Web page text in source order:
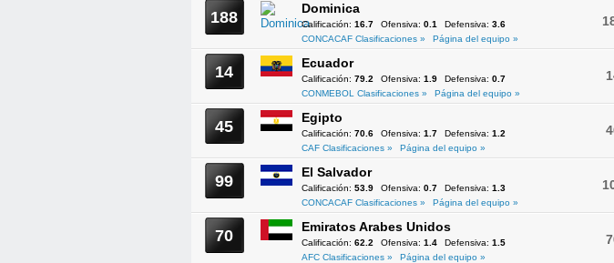
188 Dominica
Calificación: 16.7 Ofensiva: 0.1 Defensiva: 3.6
CONCACAF Clasificaciones »
Página del equipo »
14 Ecuador
Calificación: 79.2 Ofensiva: 1.9 Defensiva: 0.7
CONMEBOL Clasificaciones »
Página del equipo »
45 Egipto
Calificación: 70.6 Ofensiva: 1.7 Defensiva: 1.2
CAF Clasificaciones »
Página del equipo »
99 El Salvador
Calificación: 53.9 Ofensiva: 0.7 Defensiva: 1.3
CONCACAF Clasificaciones »
Página del equipo »
70 Emiratos Arabes Unidos
Calificación: 62.2 Ofensiva: 1.4 Defensiva: 1.5
AFC Clasificaciones »
Página del equipo »